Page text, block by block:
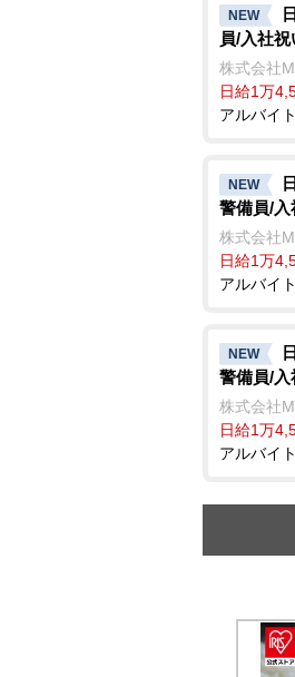
NEW
員/入社
株式会社
日給1万
アルバイ
NEW
警備員/
株式会社
日給1万
アルバイ
NEW
警備員/
株式会社
日給1万
アルバイ